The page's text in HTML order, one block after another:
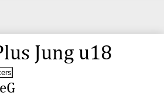
Jung u18